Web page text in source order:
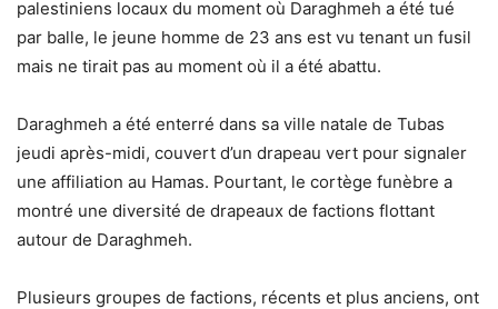
palestiniens locaux du moment où Daraghmeh a été tué
par balle, le jeune homme de 23 ans est vu tenant un fusil
mais ne tirait pas au moment où il a été abattu.
Daraghmeh a été enterré dans sa ville natale de Tubas
jeudi après-midi, couvert d’un drapeau vert pour signaler
une affiliation au Hamas. Pourtant, le cortège funèbre a
montré une diversité de drapeaux de factions flottant
autour de Daraghmeh.
Plusieurs groupes de factions, récents et plus anciens, ont